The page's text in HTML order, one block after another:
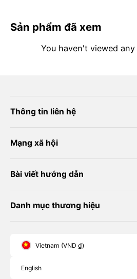
Sản phẩm đã xem
You haven't viewed
Thông tin liên hệ
Mạng xã hội
Bài viết hướng dẫn
Danh mục thương hiệu
Vietnam (VND ₫)
English